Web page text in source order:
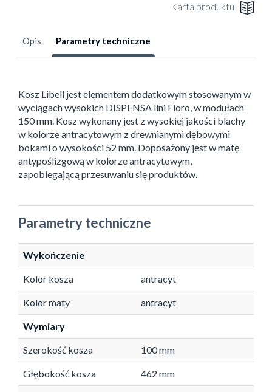
Karta produktu
Opis Parametry techniczne
Kosz Libell jest elementem dodatkowym stosowanym w
wyciągach wysokich DISPENSA lini Fioro, w modułach
150 mm. Kosz wykonany jest z wysokiej jakości blachy
w kolorze antracytowym z drewnianymi dębowymi
bokami o wysokości 52 mm. Doposażony jest w matę
antypoślizgową w kolorze antracytowym,
zapobiegającą przesuwaniu się produktów.
Parametry techniczne
Wykończenie
Kolor kosza antracyt
Kolor maty antracyt
Wymiary
Szerokość kosza 100 mm
Głębokość kosza 462 mm